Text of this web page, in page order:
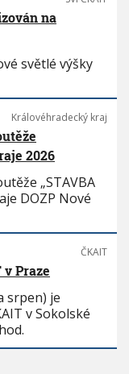
na
světlé výšky
Královéhradecký kraj
2026
„STAVBA
DOZP Nové
ČKAIT
Praze
srpen) je
v Sokolské